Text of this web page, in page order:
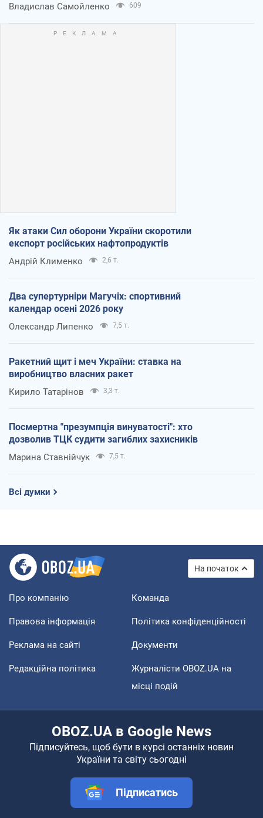
Владислав Самойленко 609
Як атаки Сил оборони України скоротили
експорт російських нафтопродуктів
Андрій Клименко 2,6 т.
Два супертурніри Магучіх: спортивний
календар осені 2026 року
Олександр Липенко 7,5 т.
Ракетний щит і меч України: ставка на
виробництво власних ракет
Кирило Татарінов 3,3 т.
Посмертна "презумпція винуватості": хто
дозволив ТЦК судити загиблих захисників
Марина Ставнійчук 7,5 т.
Всі думки
На початок
Про компанію Команда
Правова інформація Політика конфіденційності
Реклама на сайті Документи
Редакційна політика
Журналісти OBOZ.UA на
місці подій
OBOZ.UA в Google News
Підписуйтесь, щоб бути в курсі останніх новин
України та світу сьогодні
Підписатись